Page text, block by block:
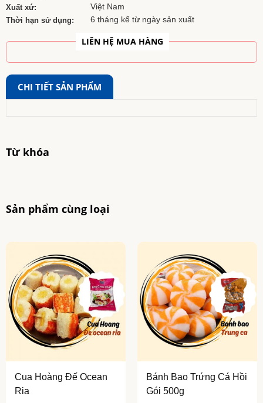
Xuất xứ: Việt Nam
Thời hạn sử dụng: 6 tháng kể từ ngày sản xuất
LIÊN HỆ MUA HÀNG
CHI TIẾT SẢN PHẨM
Từ khóa
Sản phẩm cùng loại
Cua Hoàng Đế Ocean
Ria
Bánh Bao Trứng Cá Hồi
Gói 500g